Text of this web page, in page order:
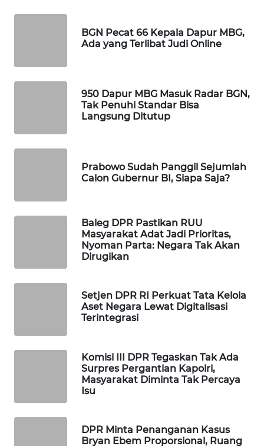
BGN Pecat 66 Kepala Dapur MBG,
Ada yang Terlibat Judi Online
950 Dapur MBG Masuk Radar BGN,
Tak Penuhi Standar Bisa
Langsung Ditutup
Prabowo Sudah Panggil Sejumlah
Calon Gubernur BI, Siapa Saja?
Baleg DPR Pastikan RUU
Masyarakat Adat Jadi Prioritas,
Nyoman Parta: Negara Tak Akan
Dirugikan
Setjen DPR RI Perkuat Tata Kelola
Aset Negara Lewat Digitalisasi
Terintegrasi
Komisi III DPR Tegaskan Tak Ada
Surpres Pergantian Kapolri,
Masyarakat Diminta Tak Percaya
Isu
DPR Minta Penanganan Kasus
Bryan Ebem Proporsional, Ruang
WAHANA
WAHANA
LAPAK
WAHANA
MASYARAKAT
MAWAKA